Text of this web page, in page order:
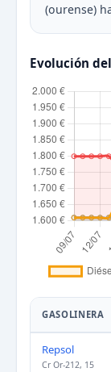
(ourense)
Evolución
GASOLINERA
Repsol
Cr Or-212, 15